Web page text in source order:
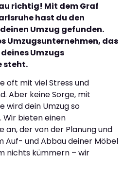
richtig! Mit dem Graf
hast du den
Umzug gefunden.
Umzugsunternehmen, das
Umzugs
steht.
oft mit viel Stress und
Aber keine Sorge, mit
wird dein Umzug so
Wir bieten einen
an, der von der Planung und
Auf- und Abbau deiner Möbel
nichts kümmern – wir